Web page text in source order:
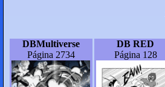
DBMultiverse
Página 2734
DB RED
Página 128